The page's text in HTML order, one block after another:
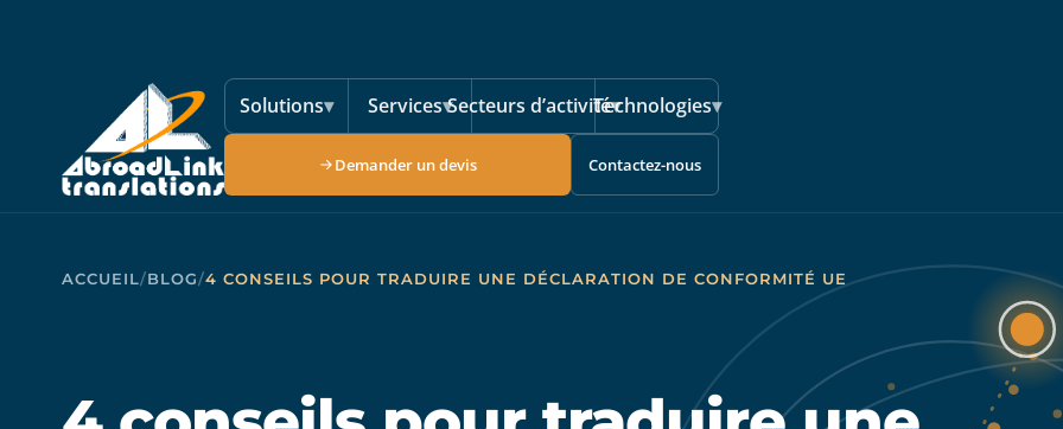
Solutions▾ Services▾Secteurs d’activité▾
Technologies▾
Demander un devis Contactez-nous
ACCUEIL/BLOG/4 CONSEILS POUR TRADUIRE UNE DÉCLARATION DE CONFORMITÉ UE